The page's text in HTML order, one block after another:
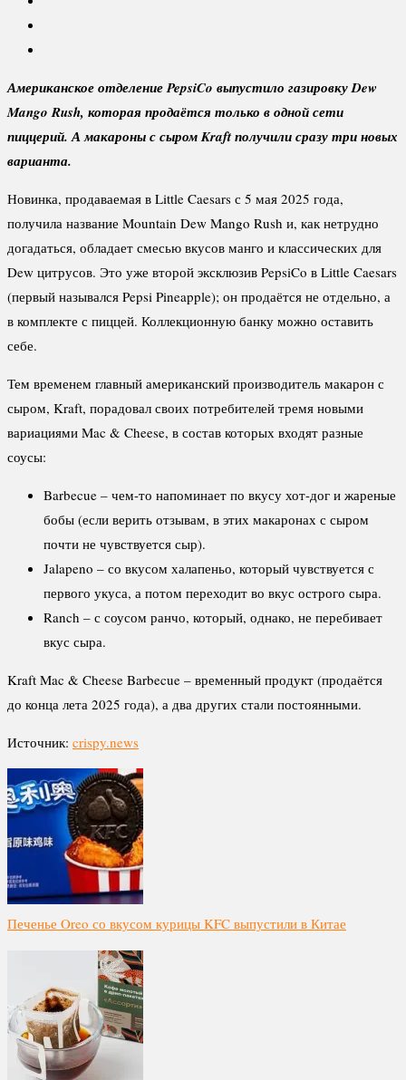
Американское отделениеPepsiCo выпустило газировкуDew
MangoRush, которая продаётся только в одной сети
пиццерий. А макароны с сыромKraft получили сразу три новых
варианта.
Новинка, продаваемая в Little Caesars с 5 мая 2025 года,
получила название Mountain Dew Mango Rush и, как нетрудно
догадаться, обладает смесью вкусов манго и классических для
Dew цитрусов. Это уже второй эксклюзив PepsiCo в Little Caesars
(первый назывался Pepsi Pineapple); он продаётся не отдельно, а
в комплекте с пиццей. Коллекционную банку можно оставить
себе.
Тем временем главный американский производитель макарон с
сыром, Kraft, порадовал своих потребителей тремя новыми
вариациями Mac & Cheese, в состав которых входят разные
соусы:
Barbecue – чем-то напоминает по вкусу хот-дог и жареные
бобы (если верить отзывам, в этих макаронах с сыром
почти не чувствуется сыр).
Jalapeno – со вкусом халапеньо, который чувствуется с
первого укуса, а потом переходит во вкус острого сыра.
Ranch – с соусом ранчо, который, однако, не перебивает
вкус сыра.
Kraft Mac & Cheese Barbecue – временный продукт (продаётся
до конца лета 2025 года), а два других стали постоянными.
Источник: crispy.news
Печенье Oreo со вкусом курицы KFC выпустили в Китае